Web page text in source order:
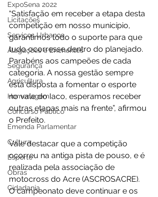
ExpoSena 2022
Licitações
Serviços Urbanos
Alagações e Enchentes
Segurança
Agricultura
Homenagem
Concurso Público
Emenda Parlamentar
Cultura
Esporte
Obras
Cidadania
“Satisfação em receber a etapa desta
competição em nosso município,
garantimos todo o suporte para que
tudo ocorresse dentro do planejado.
Parabéns aos campeões de cada
categoria. A nossa gestão sempre
está disposta a fomentar o esporte
no vale do Iaco, esperamos receber
outras etapas mais na frente”, afirmou
o Prefeito.
Vale destacar que a competição
ocorreu na antiga pista de pouso, e é
realizada pela associação de
motocross do Acre (ASCROSACRE).
O campeonato deve continuar e os